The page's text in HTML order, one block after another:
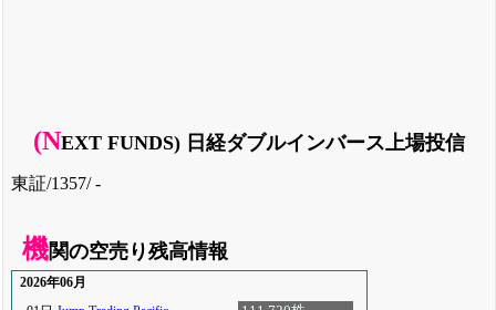
(NEXT FUNDS) 日経ダブルインバース上場投信
東証/1357/ -
機関の空売り残高情報
2026年06月